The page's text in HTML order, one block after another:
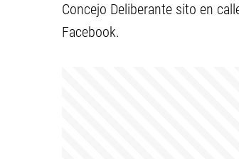
Concejo Deliberante sito en
Facebook.